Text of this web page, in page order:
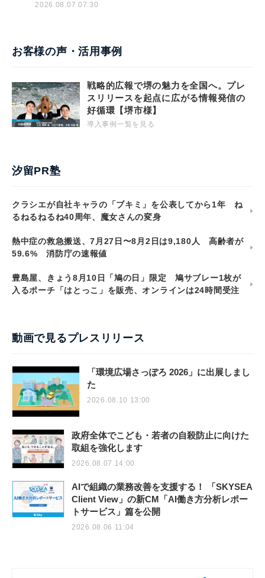
2026.08.07 07:30
お客様の声・活用事例
戦略的広報で堺の魅力を全国へ。プレ
スリリースを起点に広がる情報発信の
好循環【堺市様】
導入事例一覧を見る
汐留PR塾
クラシエが自社キャラの「ブキミ」を公表してから1年 ね
るねるねるね40周年、魔女さんの変身
熱中症の救急搬送、7月27日〜8月2日は9,180人 高齢者が
59.6% 消防庁の速報値
豊島屋、きょう8月10日「鳩の日」限定 鳩サブレー1枚が
入るポーチ「はとっこ」を販売、オンラインは24時間受注
動画で見るプレスリリース
「環境広場さっぽろ 2026」に出展しまし
た
2026.08.10 13:00
政府全体でこども・若者の自殺防止に向けた
取組を強化します
2026.08.07 14:00
AIで組織の業務改善を支援する！ 「SKYSEA
Client View」の新CM「AI働き方分析レポー
トサービス」篇を公開
2026.08.06 11:04